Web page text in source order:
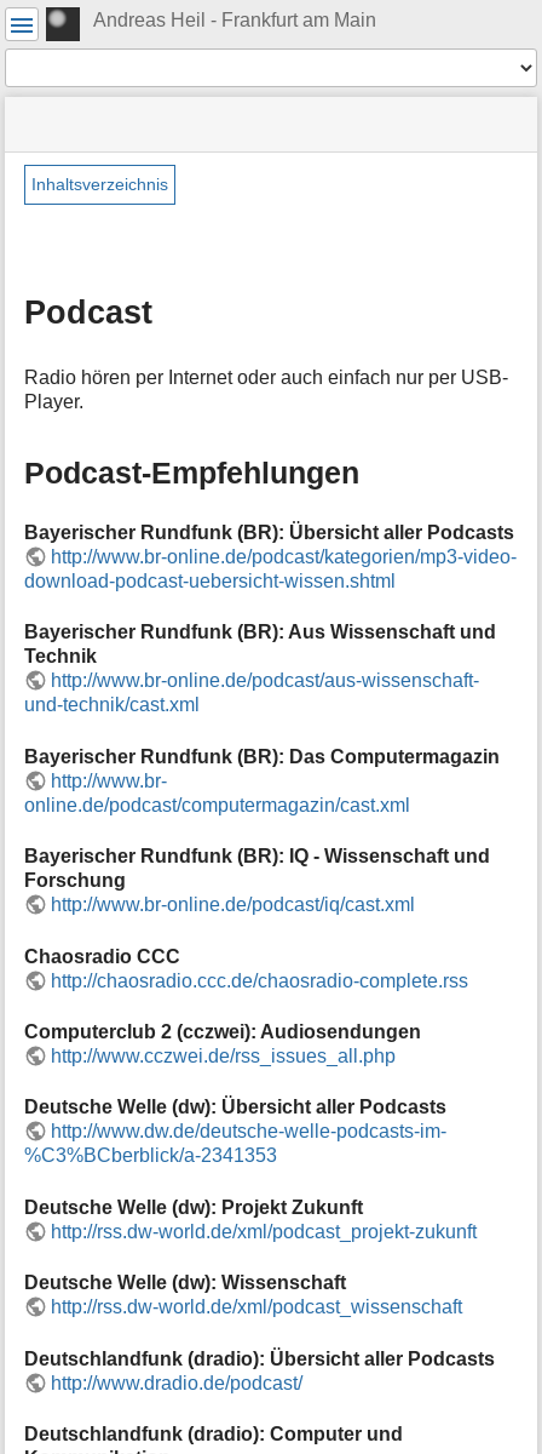
Andreas Heil - Frankfurt am Main
Werkzeuge
Benutzer-
Werkzeuge
befinden
sich
hier:
»
Passion
»
Seiten-
Werkzeuge
o
r
n
e
n
u
r
S
e
t
e
Inhaltsverzeichnis
Podcast
Radio hören per Internet oder auch einfach nur per USB-
Player.
Podcast-Empfehlungen
Bayerischer Rundfunk (BR): Übersicht aller Podcasts
http://www.br-online.de/podcast/kategorien/mp3-video-
download-podcast-uebersicht-wissen.shtml
Bayerischer Rundfunk (BR): Aus Wissenschaft und
Technik
http://www.br-online.de/podcast/aus-wissenschaft-
und-technik/cast.xml
Bayerischer Rundfunk (BR): Das Computermagazin
http://www.br-
online.de/podcast/computermagazin/cast.xml
Bayerischer Rundfunk (BR): IQ - Wissenschaft und
Forschung
http://www.br-online.de/podcast/iq/cast.xml
Chaosradio CCC
http://chaosradio.ccc.de/chaosradio-complete.rss
Computerclub 2 (cczwei): Audiosendungen
http://www.cczwei.de/rss_issues_all.php
Deutsche Welle (dw): Übersicht aller Podcasts
http://www.dw.de/deutsche-welle-podcasts-im-
%C3%BCberblick/a-2341353
Deutsche Welle (dw): Projekt Zukunft
http://rss.dw-world.de/xml/podcast_projekt-zukunft
Deutsche Welle (dw): Wissenschaft
http://rss.dw-world.de/xml/podcast_wissenschaft
Deutschlandfunk (dradio): Übersicht aller Podcasts
http://www.dradio.de/podcast/
Deutschlandfunk (dradio): Computer und